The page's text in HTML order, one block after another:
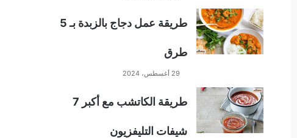
طريقة عمل دجاج بالزبدة بـ 5
طرق
29 أغسطس، 2024
طريقة الكاتشب مع أكبر 7
شيفات التليفزيون